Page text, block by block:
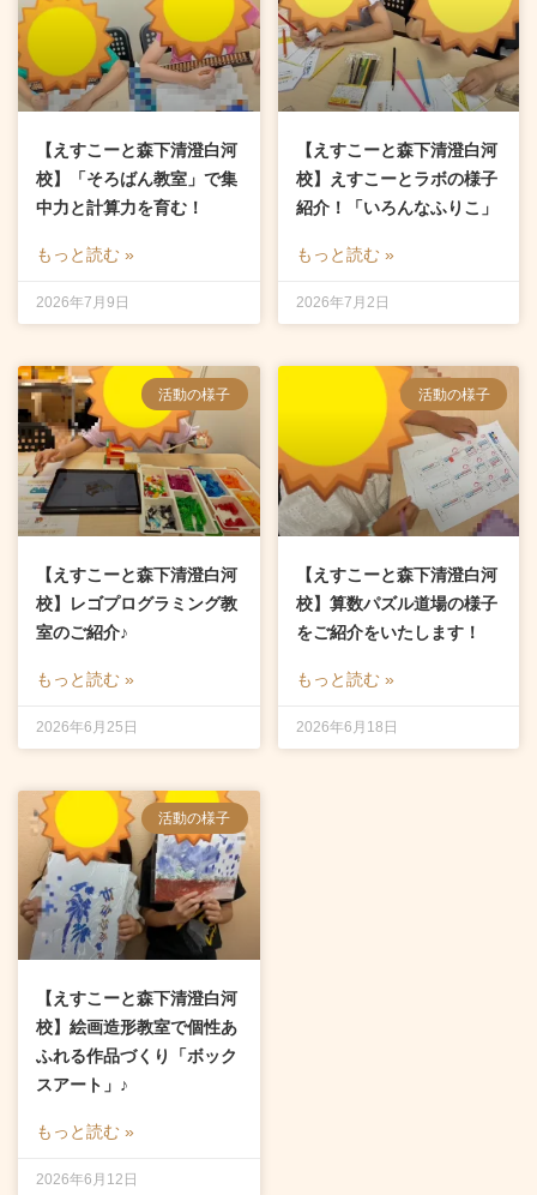
【えすこーと森下清澄白河
校】「そろばん教室」で集
中力と計算力を育む！
もっと読む »
2026年7月9日
【えすこーと森下清澄白河
校】えすこーとラボの様子
紹介！「いろんなふりこ」
もっと読む »
2026年7月2日
活動の様子
【えすこーと森下清澄白河
校】レゴプログラミング教
室のご紹介♪
もっと読む »
2026年6月25日
活動の様子
【えすこーと森下清澄白河
校】算数パズル道場の様子
をご紹介をいたします！
もっと読む »
2026年6月18日
活動の様子
【えすこーと森下清澄白河
校】絵画造形教室で個性あ
ふれる作品づくり「ボック
スアート」♪
もっと読む »
2026年6月12日